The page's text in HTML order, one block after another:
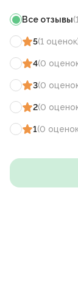
Все отзывы(1
5(1 оценок
4(0
3(0
2(0
1(0 оценок